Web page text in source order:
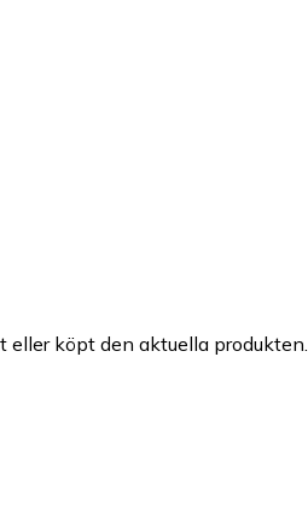
eller köpt den aktuella produkten.